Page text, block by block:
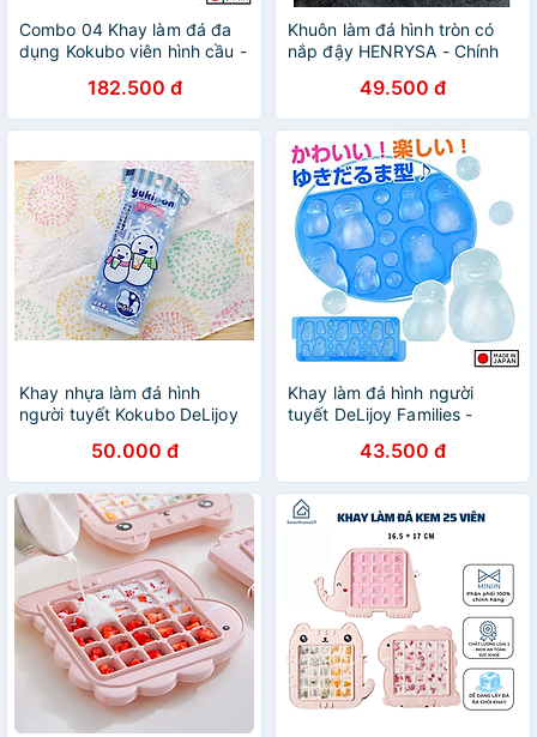
Combo 04 Khay làm đá đa
dụng Kokubo viên hình cầu -
182.500 đ
Khuôn làm đá hình tròn có
nắp đậy HENRYSA - Chính
49.500 đ
Khay nhựa làm đá hình
người tuyết Kokubo DeLijoy
50.000 đ
Khay làm đá hình người
tuyết DeLijoy Families -
43.500 đ